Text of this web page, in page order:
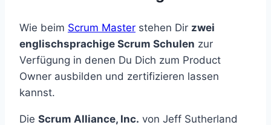
Wie beim Scrum Master stehen Dir zwei
englischsprachige Scrum Schulen zur
Verfügung in denen Du Dich zum Product
Owner ausbilden und zertifizieren lassen
kannst.
Die Scrum Alliance, Inc. von Jeff Sutherland